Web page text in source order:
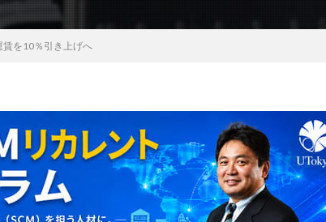
賃を10％引き上げへ